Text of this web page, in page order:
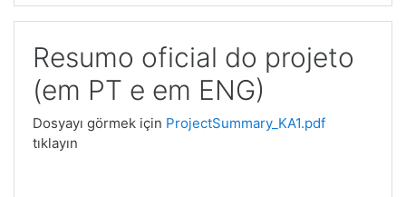
Resumo oficial do projeto
(em PT e em ENG)
Dosyayı görmek için ProjectSummary_KA1.pdf
tıklayın